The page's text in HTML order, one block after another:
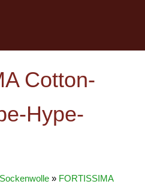
Cotton-
Hype-
» FORTISSIMA